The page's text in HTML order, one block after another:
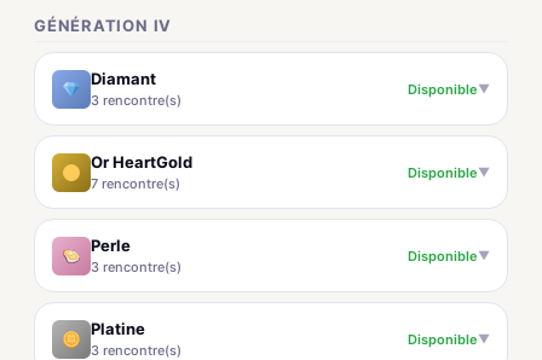
GÉNÉRATION IV
Diamant
3 rencontre(s)
Disponible▼
Or HeartGold
7 rencontre(s)
Disponible▼
Perle
3 rencontre(s)
Disponible▼
Platine
3 rencontre(s)
Disponible▼